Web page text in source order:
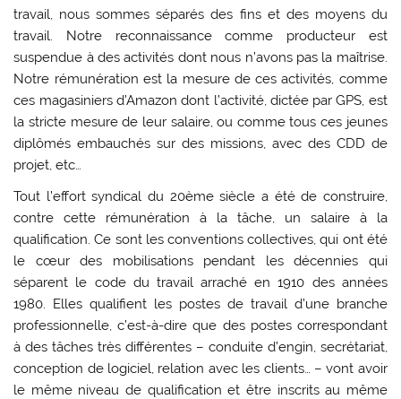
travail, nous sommes séparés des fins et des moyens du
travail. Notre reconnaissance comme producteur est
suspendue à des activités dont nous n’avons pas la maîtrise.
Notre rémunération est la mesure de ces activités, comme
ces magasiniers d’Amazon dont l’activité, dictée par GPS, est
la stricte mesure de leur salaire, ou comme tous ces jeunes
diplômés embauchés sur des missions, avec des CDD de
projet, etc…
Tout l’effort syndical du 20ème siècle a été de construire,
contre cette rémunération à la tâche, un salaire à la
qualification. Ce sont les conventions collectives, qui ont été
le cœur des mobilisations pendant les décennies qui
séparent le code du travail arraché en 1910 des années
1980. Elles qualifient les postes de travail d’une branche
professionnelle, c’est-à-dire que des postes correspondant
à des tâches très différentes – conduite d’engin, secrétariat,
conception de logiciel, relation avec les clients… – vont avoir
le même niveau de qualification et être inscrits au même